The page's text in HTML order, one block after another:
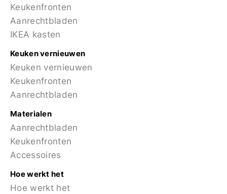
Keukenfronten
Aanrechtbladen
IKEA kasten
Keuken vernieuwen
Keuken vernieuwen
Keukenfronten
Aanrechtbladen
Materialen
Aanrechtbladen
Keukenfronten
Accessoires
Hoe werkt het
Hoe werkt het